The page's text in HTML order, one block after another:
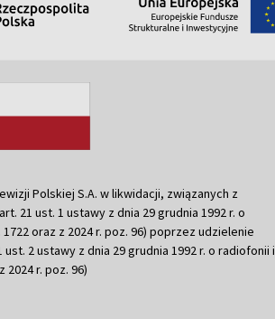
Polskiej S.A. w likwidacji, związanych z
21 ust. 1 ustawy z dnia 29 grudnia 1992 r. o
oraz z 2024 r. poz. 96) poprzez udzielenie
2 ustawy z dnia 29 grudnia 1992 r. o radiofonii i
2024 r. poz. 96)